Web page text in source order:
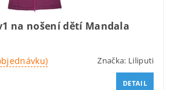
na nošení dětí Mandala
Značka: Liliputi
DETAIL